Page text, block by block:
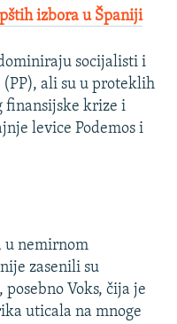
izbora u Španiji
socijalisti i
ali su u proteklih
finansijske krize i
levice Podemos i
u nemirnom
zasenili su
Voks, čija je
uticala na mnoge